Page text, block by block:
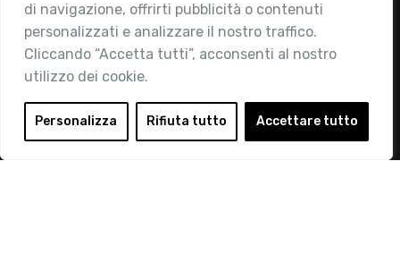
di navigazione, offrirti pubblicità o contenuti
personalizzati e analizzare il nostro traffico.
Cliccando “Accetta tutti”, acconsenti al nostro
utilizzo dei cookie.
Personalizza Rifiuta tutto Accettare tutto
Attività
Contatti
Area Riservata
Login
Diventa Socio